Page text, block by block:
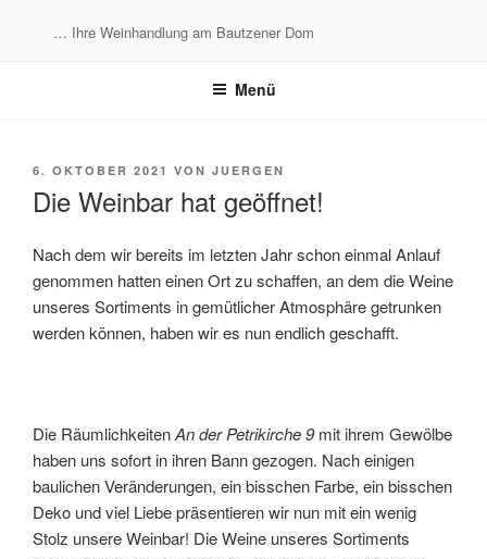
… Ihre Weinhandlung am Bautzener Dom
Menü
VERÖFFENTLICHT
6. OKTOBER 2021 VON JUERGEN
Die Weinbar hat geöffnet!
Nach dem wir bereits im letzten Jahr schon einmal Anlauf
genommen hatten einen Ort zu schaffen, an dem die Weine
unseres Sortiments in gemütlicher Atmosphäre getrunken
werden können, haben wir es nun endlich geschafft.
Die RäumlichkeitenAn der Petrikirche 9mit ihrem Gewölbe
haben uns sofort in ihren Bann gezogen. Nach einigen
baulichen Veränderungen, ein bisschen Farbe, ein bisschen
Deko und viel Liebe präsentieren wir nun mit ein wenig
Stolz unsere Weinbar! Die Weine unseres Sortiments